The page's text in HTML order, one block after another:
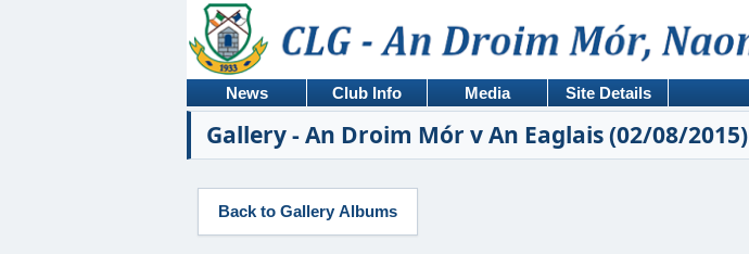
News Club Info Media Site Details
Gallery - An Droim Mór v An Eaglais (02/08/2015)